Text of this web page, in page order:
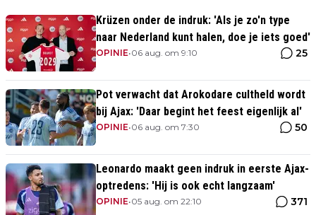
Krüzen onder de indruk: 'Als je zo'n type
naar Nederland kunt halen, doe je iets goed'
OPINIE•06 aug. om 9:10 25
Pot verwacht dat Arokodare cultheld wordt
bij Ajax: 'Daar begint het feest eigenlijk al'
OPINIE•06 aug. om 7:30 50
Leonardo maakt geen indruk in eerste Ajax-
optredens: 'Hij is ook echt langzaam'
OPINIE•05 aug. om 22:10 371